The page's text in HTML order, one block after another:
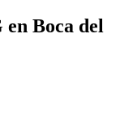
en Boca del